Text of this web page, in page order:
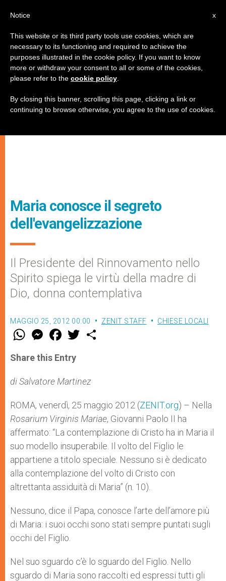
Maria conosce il segreto
dell'evangelizzazione
Il Presidente del Rinnovamento nello
Spirito spiega le virtù della madre di
Dio, donna contemplativa
MAGGIO 25, 2012 00:00 ZENIT STAFF CHIESE LOCALI
W
t
s
p
p
M
e
s
e
g
e
F
a
e
b
o
k
w
r
Share this Entry
di Salvatore Martinez
ROMA, venerdì, 25 maggio 2012 (ZENIT.org) – Nella
Rosarium Virginis Mariae, Giovanni Paolo II ha
affermato: “La contemplazione di Cristo ha in Maria il
suo modello insuperabile. Il volto del Figlio le
appartiene a titolo speciale. Nessuno si è dedicato
alla contemplazione del volto di Cristo con
altrettanta assiduità di Maria” (n. 10).
Nessuno, dice il Papa, conosce l’arte dell’amore più
di Maria: i suoi occhi sono stati sempre puntati sugli
occhi del Figlio.
Nel suo sguardo c’è lo sguardo del Figlio. Nello
sguardo di Maria sono raccolti ed espressi tutti gli
x
Notice
This website or its third party tools use cookies, which are
necessary to its functioning and required to achieve the
purposes illustrated in the cookie policy. If you want to know
more or withdraw your consent to all or some of the cookies,
please refer to the cookie policy
By closing this banner, scrolling this page, clicking a link or
continuing to browse otherwise, you agree to the use of cookies.